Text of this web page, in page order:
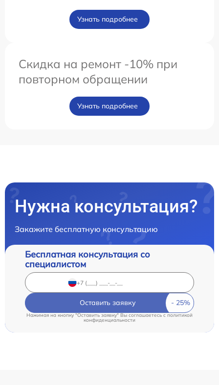
Узнать подробнее
Скидка на ремонт -10% при
повторном обращении
Узнать подробнее
Нужна консультация?
Закажите бесплатную консультацию
Бесплатная консультация со
специалистом
Оставить заявку
Нажимая на кнопку "Оставить заявку" Вы соглашаетесь cполитикой
конфиденциальности